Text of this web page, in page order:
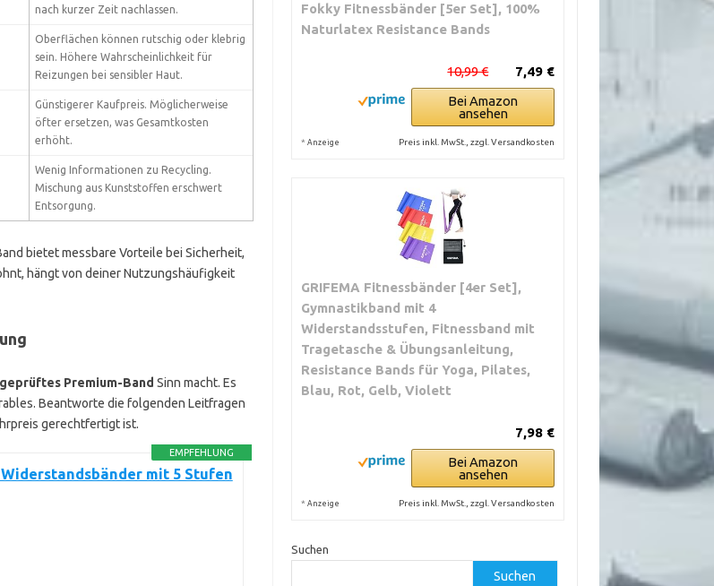
nach kurzer Zeit nachlassen.
Oberflächen können rutschig oder klebrig
sein. Höhere Wahrscheinlichkeit für
Reizungen bei sensibler Haut.
Günstigerer Kaufpreis. Möglicherweise
öfter ersetzen, was Gesamtkosten
erhöht.
Wenig Informationen zu Recycling.
Mischung aus Kunststoffen erschwert
Entsorgung.
bietet messbare Vorteile bei Sicherheit,
hängt von deiner Nutzungshäufigkeit
Premium-Band Sinn macht. Es
Beantworte die folgenden Leitfragen
gerechtfertigt ist.
EMPFEHLUNG
mit 5 Stufen
Fokky Fitnessbänder [5er Set], 100%
Naturlatex Resistance Bands
7,49 €
10,99 €
Bei Amazon
ansehen
* Anzeige Preis inkl. MwSt., zzgl. Versandkosten
GRIFEMA Fitnessbänder [4er Set],
Gymnastikband mit 4
Widerstandsstufen, Fitnessband mit
Tragetasche & Übungsanleitung,
Resistance Bands für Yoga, Pilates,
Blau, Rot, Gelb, Violett
7,98 €
Bei Amazon
ansehen
* Anzeige Preis inkl. MwSt., zzgl. Versandkosten
Suchen
Suchen